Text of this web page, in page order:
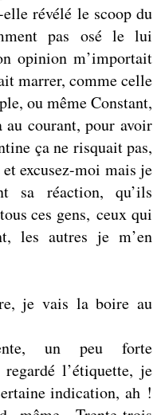
révélé le scoop du
pas osé le lui
opinion m’importait
marrer, comme celle
ou même Constant,
au courant, pour avoir
ça ne risquait pas,
excusez-moi mais je
sa réaction, qu’ils
ces gens, ceux qui
les autres je m’en
je vais la boire au
un peu forte
regardé l’étiquette, je
indication, ah !